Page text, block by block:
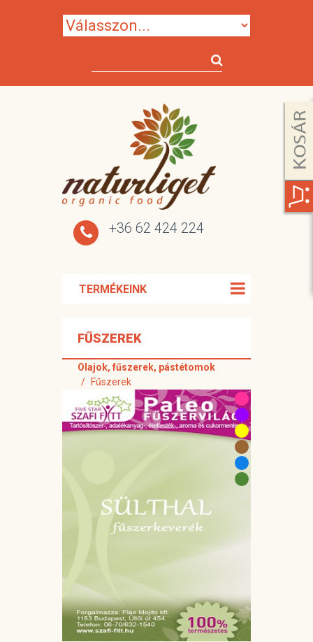
+36 62 424 224
TERMÉKEINK
FŰSZEREK
Olajok, fűszerek, pástétomok
Fűszerek